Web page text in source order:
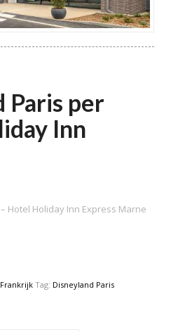
Paris per
Inn
Hotel Holiday Inn Express Marne
Frankrijk Tag: Disneyland Paris